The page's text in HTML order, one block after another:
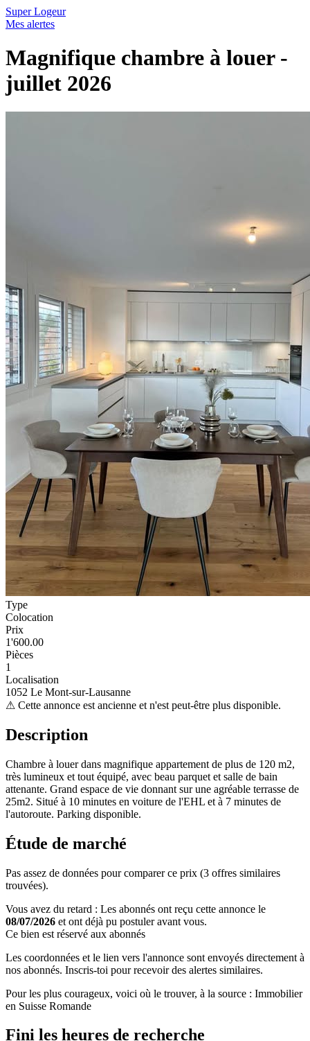
Super Logeur
Mes alertes
Magnifique chambre à louer -
juillet 2026
Type
Colocation
Prix
1'600.00
Pièces
1
Localisation
1052 Le Mont-sur-Lausanne
⚠ Cette annonce est ancienne et n'est peut-être plus disponible.
Description
Chambre à louer dans magnifique appartement de plus de 120 m2,
très lumineux et tout équipé, avec beau parquet et salle de bain
attenante. Grand espace de vie donnant sur une agréable terrasse de
25m2. Situé à 10 minutes en voiture de l'EHL et à 7 minutes de
l'autoroute. Parking disponible.
Étude de marché
Pas assez de données pour comparer ce prix (3 offres similaires
trouvées).
Vous avez du retard : Les abonnés ont reçu cette annonce le
08/07/2026 et ont déjà pu postuler avant vous.
Ce bien est réservé aux abonnés
Les coordonnées et le lien vers l'annonce sont envoyés directement à
nos abonnés. Inscris-toi pour recevoir des alertes similaires.
Pour les plus courageux, voici où le trouver, à la source : Immobilier
en Suisse Romande
Fini les heures de recherche